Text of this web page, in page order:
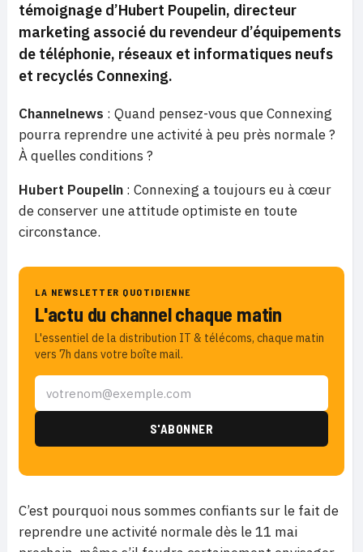
témoignage d’Hubert Poupelin, directeur
marketing associé du revendeur d’équipements
de téléphonie, réseaux et informatiques neufs
et recyclés Connexing.
Channelnews : Quand pensez-vous que Connexing
pourra reprendre une activité à peu près normale ?
À quelles conditions ?
Hubert Poupelin : Connexing a toujours eu à cœur
de conserver une attitude optimiste en toute
circonstance.
LA NEWSLETTER QUOTIDIENNE
L'actu du channel chaque matin
L'essentiel de la distribution IT & télécoms, chaque matin
vers 7h dans votre boîte mail.
C’est pourquoi nous sommes confiants sur le fait de
reprendre une activité normale dès le 11 mai